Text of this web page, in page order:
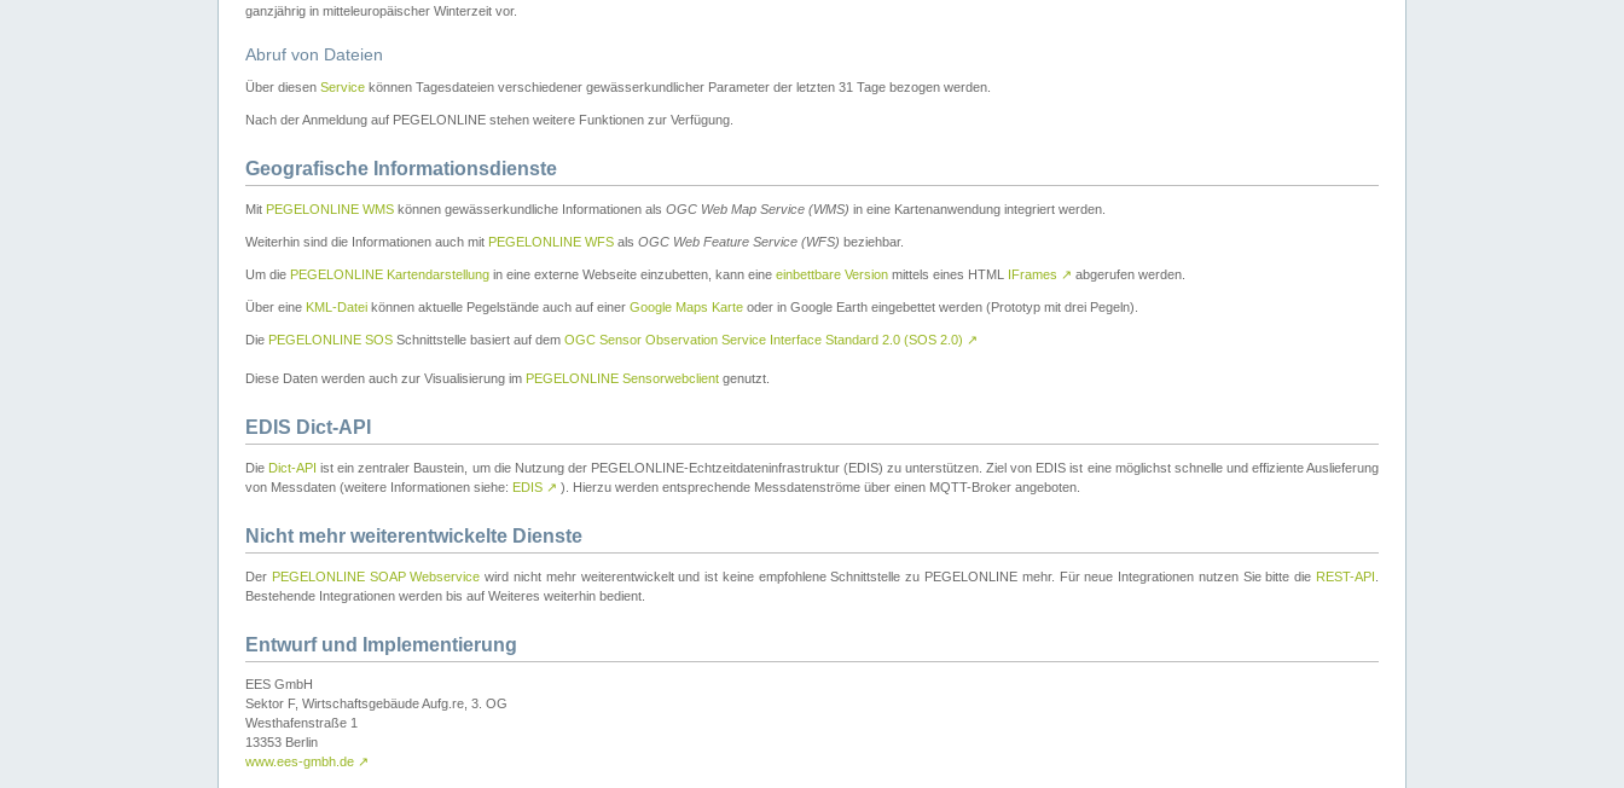
ganzjährig in mitteleuropäischer Winterzeit vor.
Abruf von Dateien
Über diesen Service können Tagesdateien verschiedener gewässerkundlicher Parameter der letzten 31 Tage bezogen werden.
Nach der Anmeldung auf PEGELONLINE stehen weitere Funktionen zur Verfügung.
Geografische Informationsdienste
Mit PEGELONLINE WMS können gewässerkundliche Informationen als OGC Web Map Service (WMS) in eine Kartenanwendung integriert werden.
Weiterhin sind die Informationen auch mit PEGELONLINE WFS als OGC Web Feature Service (WFS) beziehbar.
Um die PEGELONLINE Kartendarstellung in eine externe Webseite einzubetten, kann eine einbettbare Version mittels eines HTML IFrames ↗ abgerufen werden.
Über eine KML-Datei können aktuelle Pegelstände auch auf einer Google Maps Karte oder in Google Earth eingebettet werden (Prototyp mit drei Pegeln).
Die PEGELONLINE SOS Schnittstelle basiert auf dem OGC Sensor Observation Service Interface Standard 2.0 (SOS 2.0) ↗
Diese Daten werden auch zur Visualisierung im PEGELONLINE Sensorwebclient genutzt.
EDIS Dict-API
Die Dict-API ist ein zentraler Baustein, um die Nutzung der PEGELONLINE-Echtzeitdateninfrastruktur (EDIS) zu unterstützen. Ziel von EDIS ist eine möglichst schnelle und effiziente Auslieferung
von Messdaten (weitere Informationen siehe: EDIS ↗ ). Hierzu werden entsprechende Messdatenströme über einen MQTT-Broker angeboten.
Nicht mehr weiterentwickelte Dienste
Der PEGELONLINE SOAP Webservice wird nicht mehr weiterentwickelt und ist keine empfohlene Schnittstelle zu PEGELONLINE mehr. Für neue Integrationen nutzen Sie bitte die REST-API
Bestehende Integrationen werden bis auf Weiteres weiterhin bedient.
Entwurf und Implementierung
EES GmbH
Sektor F, Wirtschaftsgebäude Aufg.re, 3. OG
Westhafenstraße 1
13353 Berlin
www.ees-gmbh.de ↗